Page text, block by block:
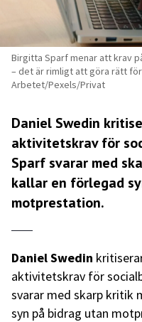
Birgitta Sparf menar att krav
– det är rimligt att göra rätt
Arbetet/Pexels/Privat
Daniel Swedin
aktivitetskrav för
Sparf svarar med
kallar en förlegad
motprestation.
Daniel Swedin
aktivitetskrav för
svarar med skarp kritik
syn på bidrag utan